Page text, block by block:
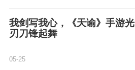
我剑写我心，《天谕》手游光
刃刀锋起舞
05-25